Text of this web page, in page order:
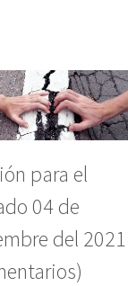
para el
04 de
del 2021